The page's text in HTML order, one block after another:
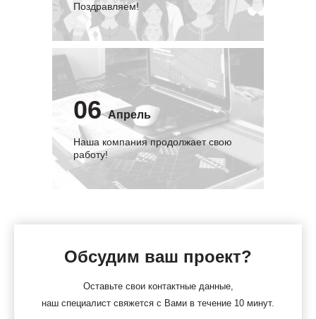
Поздравляем!
06 Апрель
Наша компания продолжает свою
работу!
Обсудим ваш проект?
Оставьте свои контактные данные,
наш специалист свяжется с Вами в течение 10 минут.